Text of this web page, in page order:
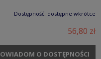
Dostępność: dostępne wkrótce
56,80 zł
O DOSTĘPNOŚCI